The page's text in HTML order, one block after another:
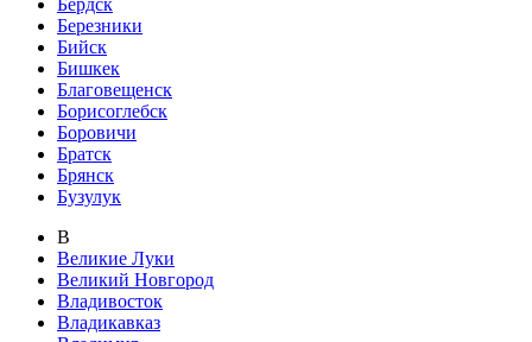
Березники
Бийск
Бишкек
Благовещенск
Борисоглебск
Боровичи
Братск
Брянск
Бузулук
В
Великие Луки
Великий Новгород
Владивосток
Владикавказ